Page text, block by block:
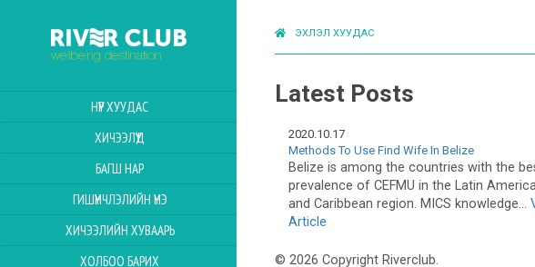
НҮҮР ХУУДАС
ХИЧЭЭЛҮҮД
БАГШ НАР
ГИШҮҮНЧЛЭЛИЙН ҮНЭ
ХИЧЭЭЛИЙН ХУВААРЬ
ХОЛБОО БАРИХ
ЭХЛЭЛ ХУУДАС
Latest Posts
2020.10.17
Methods To Use Find Wife In Belize
Belize is among the countries with the
prevalence of CEFMU in the Latin
and Caribbean region. MICS knowledge...
Article
© 2026 Copyright Riverclub.